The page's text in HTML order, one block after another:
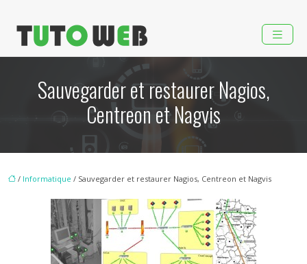
Sauvegarder et restaurer Nagios,
Centreon et Nagvis
/ Informatique / Sauvegarder et restaurer Nagios, Centreon et Nagvis